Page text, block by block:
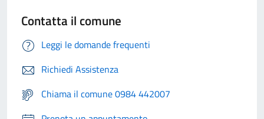
Contatta il comune
Leggi le domande frequenti
Richiedi Assistenza
Chiama il comune 0984 442007